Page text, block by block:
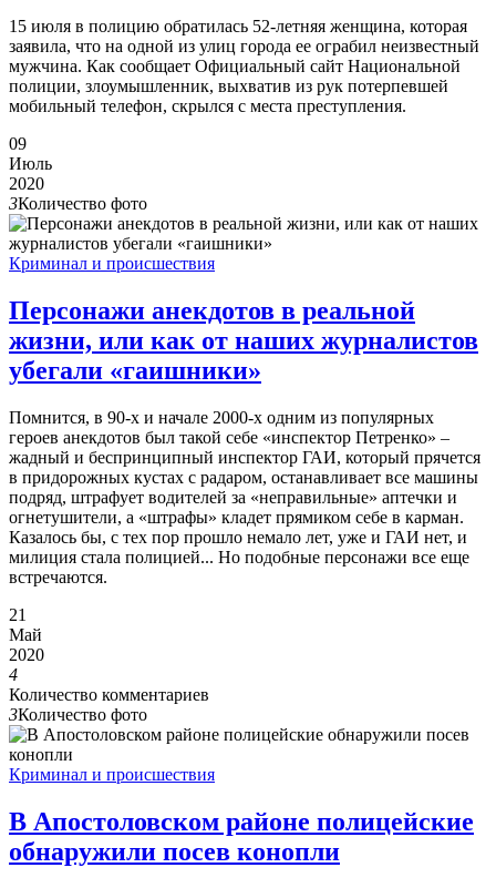
15 июля в полицию обратилась 52-летняя женщина, которая
заявила, что на одной из улиц города ее ограбил неизвестный
мужчина. Как сообщает Официальный сайт Национальной
полиции, злоумышленник, выхватив из рук потерпевшей
мобильный телефон, скрылся с места преступления.
09
Июль
2020
3Количество фото
Криминал и происшествия
Персонажи анекдотов в реальной
жизни, или как от наших журналистов
убегали «гаишники»
Помнится, в 90-х и начале 2000-х одним из популярных
героев анекдотов был такой себе «инспектор Петренко» –
жадный и беспринципный инспектор ГАИ, который прячется
в придорожных кустах с радаром, останавливает все машины
подряд, штрафует водителей за «неправильные» аптечки и
огнетушители, а «штрафы» кладет прямиком себе в карман.
Казалось бы, с тех пор прошло немало лет, уже и ГАИ нет, и
милиция стала полицией... Но подобные персонажи все еще
встречаются.
21
Май
2020
4
Количество комментариев
3Количество фото
Криминал и происшествия
В Апостоловском районе полицейские
обнаружили посев конопли